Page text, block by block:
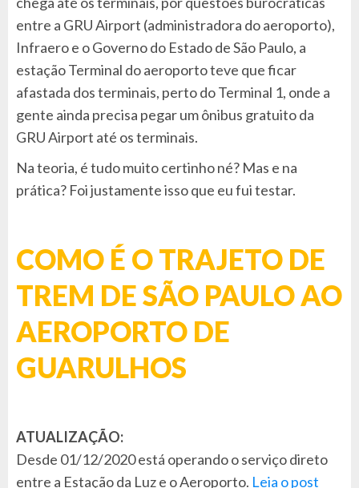
entre a GRU Airport (administradora do aeroporto),
Infraero e o Governo do Estado de São Paulo, a
estação Terminal do aeroporto teve que ficar
afastada dos terminais, perto do Terminal 1, onde a
gente ainda precisa pegar um ônibus gratuito da
GRU Airport até os terminais.
Na teoria, é tudo muito certinho né? Mas e na
prática? Foi justamente isso que eu fui testar.
COMO É O TRAJETO DE
TREM DE SÃO PAULO AO
AEROPORTO DE
GUARULHOS
ATUALIZAÇÃO:
Desde 01/12/2020 está operando o serviço direto
entre a Estação da Luz e o Aeroporto. Leia o post